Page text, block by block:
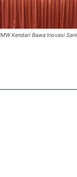
Kendari Bawa Inovasi